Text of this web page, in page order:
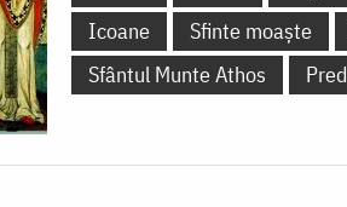
Icoane
Sfinte moaște
Sfântul Munte Athos